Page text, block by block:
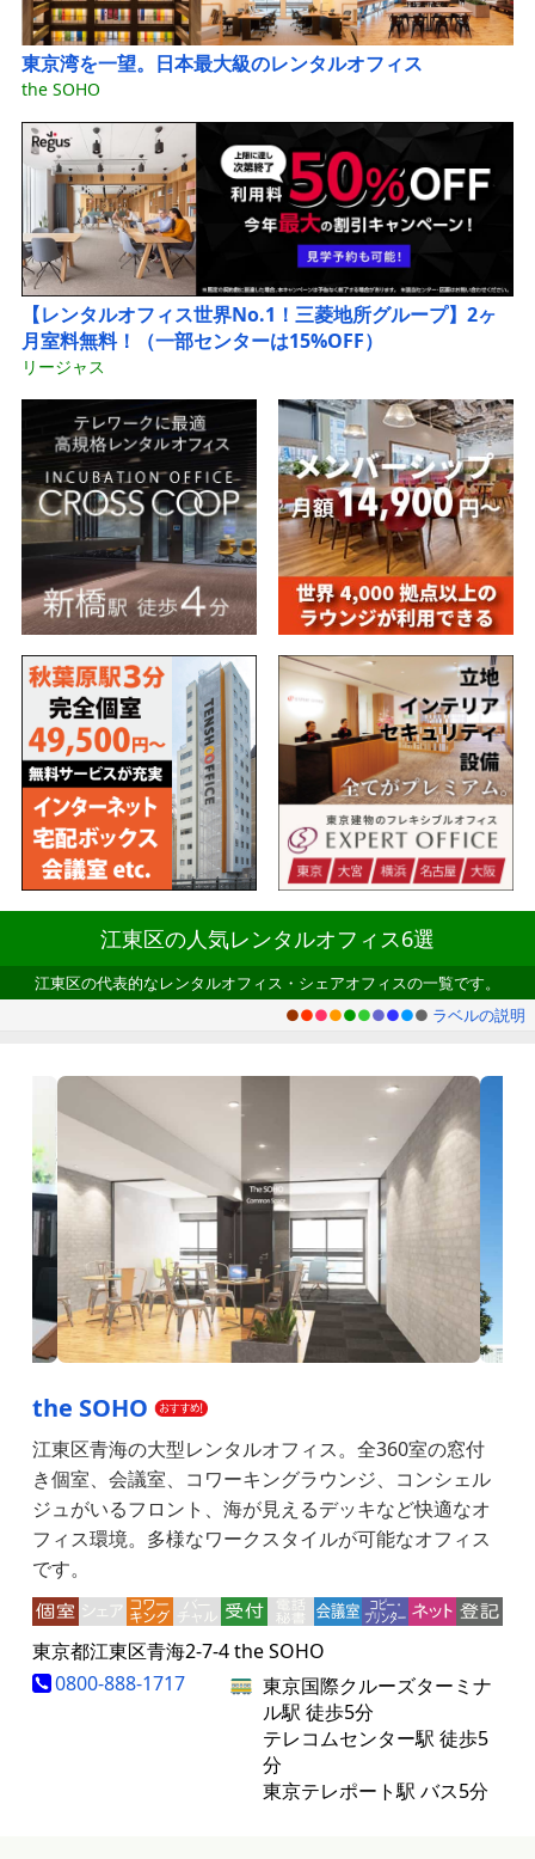
東京湾を一望。日本最大級のレンタルオフィス
the SOHO
【レンタルオフィス世界No.1！三菱地所グループ】2ヶ
月室料無料！（一部センターは15%OFF）
リージャス
江東区の人気レンタルオフィス6選
江東区の代表的なレンタルオフィス・シェアオフィスの一覧です。
●●●●●●●●●● ラベルの説明
the SOHO
江東区青海の大型レンタルオフィス。全360室の窓付
き個室、会議室、コワーキングラウンジ、コンシェル
ジュがいるフロント、海が見えるデッキなど快適なオ
フィス環境。多様なワークスタイルが可能なオフィス
です。
東京都江東区青海2-7-4 the SOHO
0800-888-1717
東京国際クルーズターミナ
ル駅 徒歩5分
テレコムセンター駅 徒歩5
分
東京テレポート駅 バス5分